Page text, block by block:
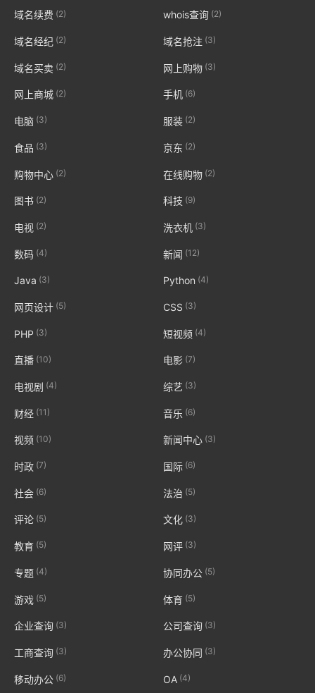
域名续费 (2) whois查询(2)
域名经纪 (2) 域名抢注 (3)
域名买卖 (2) 网上购物(3)
网上商城 (2) 手机 (6)
电脑 (3) 服装(2)
食品 (3) 京东 (2)
购物中心 (2) 在线购物(2)
图书 (2) 科技 (9)
电视 (2) 洗衣机 (3)
数码 (4) 新闻 (12)
Java (3) Python (4)
网页设计 (5) CSS (3)
PHP (3) 短视频(4)
直播 (10) 电影 (7)
电视剧 (4) 综艺 (3)
财经 (11) 音乐 (6)
视频 (10) 新闻中心 (3)
时政 (7) 国际(6)
社会 (6) 法治 (5)
评论 (5) 文化 (3)
教育 (5) 网评(3)
专题 (4) 协同办公(5)
游戏 (5) 体育(5)
企业查询 (3) 公司查询(3)
工商查询 (3) 办公协同 (3)
移动办公 (6) OA (4)